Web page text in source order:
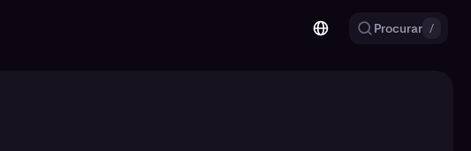
Procurar /